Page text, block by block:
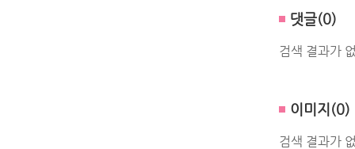
댓글(0)
검색 결과가
이미지(0)
검색 결과가